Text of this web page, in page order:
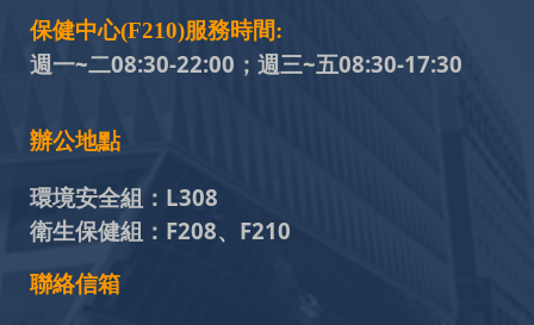
保健中心(F210)服務時間:
週一~二08:30-22:00；週三~五08:30-17:30
辦公地點
環境安全組： L308
衛生保健組： F208、F210
聯絡信箱